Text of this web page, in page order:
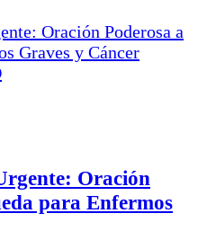
Oración
para Enfermos